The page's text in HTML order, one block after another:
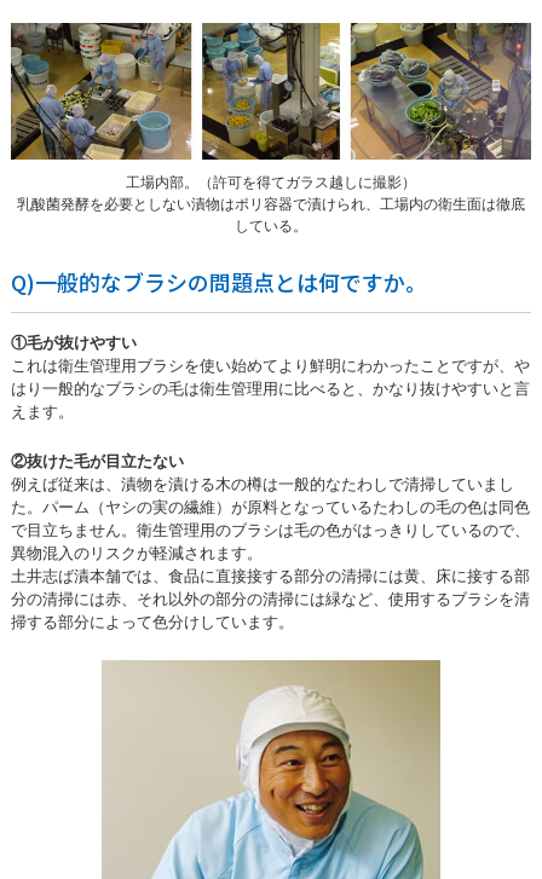
工場内部。（許可を得てガラス越しに撮影）
乳酸菌発酵を必要としない漬物はポリ容器で漬けられ、工場内の衛生面は徹底
している。
Q)一般的なブラシの問題点とは何ですか。
①毛が抜けやすい
これは衛生管理用ブラシを使い始めてより鮮明にわかったことですが、や
はり一般的なブラシの毛は衛生管理用に比べると、かなり抜けやすいと言
えます。
②抜けた毛が目立たない
例えば従来は、漬物を漬ける木の樽は一般的なたわしで清掃していまし
た。パーム（ヤシの実の繊維）が原料となっているたわしの毛の色は同色
で目立ちません。衛生管理用のブラシは毛の色がはっきりしているので、
異物混入のリスクが軽減されます。
土井志ば漬本舗では、食品に直接接する部分の清掃には黄、床に接する部
分の清掃には赤、それ以外の部分の清掃には緑など、使用するブラシを清
掃する部分によって色分けしています。